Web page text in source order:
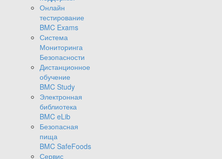
Онлайн
тестирование
BMC Exams
Система
Мониторинга
Безопасности
Дистанционное
обучение
BMC Study
Электронная
библиотека
BMC eLib
Безопасная
пища
BMC SafeFoods
Сервис